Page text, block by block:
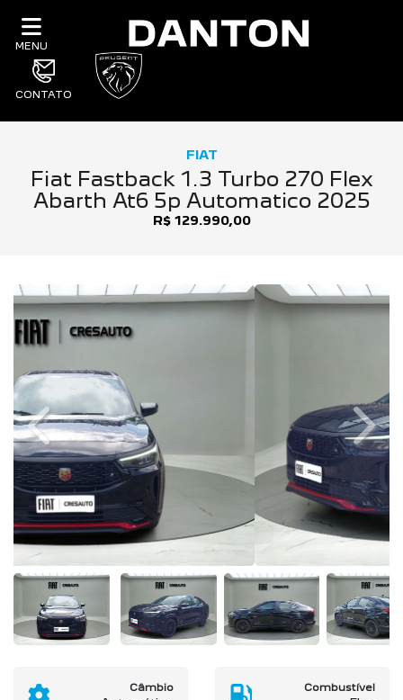
MENU
CONTATO
FIAT
Fiat Fastback 1.3 Turbo 270 Flex
Abarth At6 5p Automatico 2025
R$ 129.990,00
Previous Next
Câmbio Combustível